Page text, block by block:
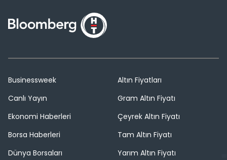
Businessweek
Canlı Yayın
Ekonomi Haberleri
Borsa Haberleri
Dünya Borsaları
Altın Fiyatları
Gram Altın Fiyatı
Çeyrek Altın Fiyatı
Tam Altın Fiyatı
Yarım Altın Fiyatı